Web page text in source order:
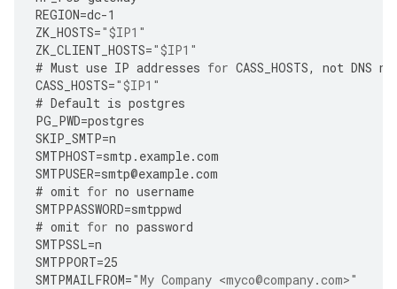
REGION=dc-1
ZK_HOSTS="$IP1"
ZK_CLIENT_HOSTS="$IP1"
# Must use IP addresses for CASS_HOSTS, not DNS
CASS_HOSTS="$IP1"
# Default is postgres
PG_PWD=postgres
SKIP_SMTP=n
SMTPHOST=smtp . example.com
SMTPUSER=smtp@example.com
# omit for no username
SMTPPASSWORD=smtppwd
# omit for no password
SMTPSSL=n
SMTPPORT=25
SMTPMAILFROM="My Company <myco@company.com>"